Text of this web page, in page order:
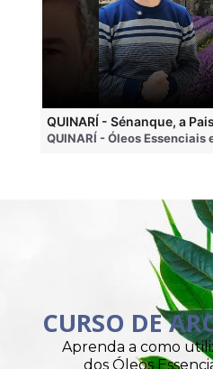
QUINARÍ - Óleos Essenciais
CURSO DE
Aprenda a como
dos Óleos